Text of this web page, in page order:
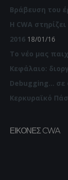
Βράβευση του
Η CWA
2016 18/01/16
Το νέο μας
Κεφάλαιο:
Debugging… σε
Κερκυραϊκό
ΕΙΚΌΝΕΣ CWA